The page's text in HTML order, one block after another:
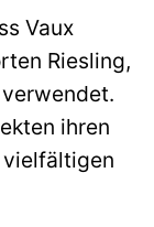
Vaux
Riesling,
ihren